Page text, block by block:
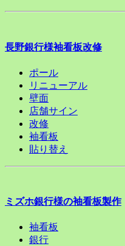
長野銀行様袖看板改修
ポール
リニューアル
壁面
店舗サイン
改修
袖看板
貼り替え
ミズホ銀行様の袖看板製作
袖看板
銀行